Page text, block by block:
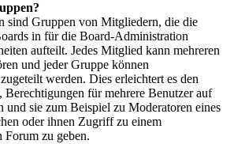
sind Gruppen von Mitgliedern, die die
in für die Board-Administration
aufteilt. Jedes Mitglied kann mehreren
und jeder Gruppe können
werden. Dies erleichtert es den
Berechtigungen für mehrere Benutzer auf
und sie zum Beispiel zu Moderatoren eines
oder ihnen Zugriff zu einem
zu geben.